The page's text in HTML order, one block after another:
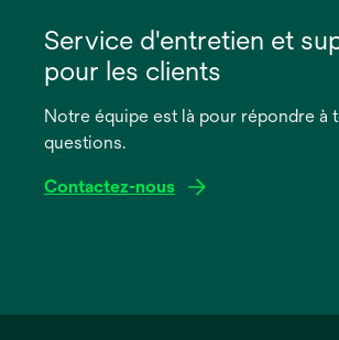
dans
nouvel
onglet
Service d'entretien et
pour les clients
Notre équipe est là pour répondre à
questions.
Contactez-nous